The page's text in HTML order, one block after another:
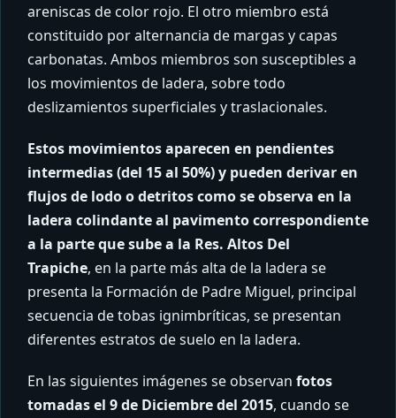
areniscas de color rojo. El otro miembro está
constituido por alternancia de margas y capas
carbonatas. Ambos miembros son susceptibles a
los movimientos de ladera, sobre todo
deslizamientos superficiales y traslacionales.
Estos movimientos aparecen en pendientes
intermedias (del 15 al 50%) y pueden derivar en
flujos de lodo o detritos como se observa en la
ladera colindante al pavimento correspondiente
a la parte que sube a la Res. Altos Del
Trapiche, en la parte más alta de la ladera se
presenta la Formación de Padre Miguel, principal
secuencia de tobas ignimbríticas, se presentan
diferentes estratos de suelo en la ladera.
En las siguientes imágenes se observan fotos
tomadas el 9 de Diciembre del 2015, cuando se